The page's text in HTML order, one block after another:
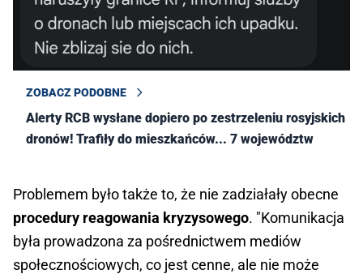
ZOBACZ PODOBNE
Alerty RCB wysłane dopiero po zestrzeleniu rosyjskich
dronów! Trafiły do mieszkańców... 7 województw
Problemem było także to, że nie zadziałały obecne
procedury reagowania kryzysowego. "⁠Komunikacja
była prowadzona za pośrednictwem mediów
społecznościowych, co jest cenne, ale nie może